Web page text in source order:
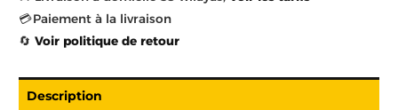
💳 Paiement à la livraison
🔄 Voir politique de retour
Description